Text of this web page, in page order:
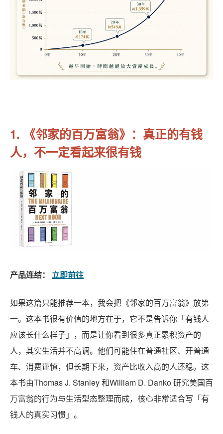
1. 《邻家的百万富翁》：真正的有钱
人，不一定看起来很有钱
产品连结： 立即前往
如果这篇只能推荐一本，我会把《邻家的百万富翁》放第
一。这本书很有价值的地方在于，它不是告诉你「有钱人
应该长什么样子」，而是让你看到很多真正累积资产的
人，其实生活并不高调。他们可能住在普通社区、开普通
车、消费谨慎，但长期下来，资产比收入高的人还稳。这
本书由Thomas J. Stanley 和William D. Danko 研究美国百
万富翁的行为与生活型态整理而成，核心非常适合写「有
钱人的真实习惯」。